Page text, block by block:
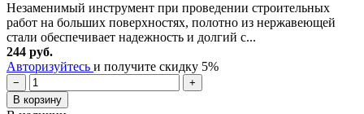
Незаменимый инструмент при проведении строительных
работ на больших поверхностях, полотно из нержавеющей
стали обеспечивает надежность и долгий с...
244 руб.
Авторизуйтесь и получите скидку 5%
−
+
В корзину